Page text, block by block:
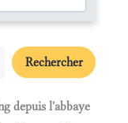
Rechercher
depuis l'abbaye